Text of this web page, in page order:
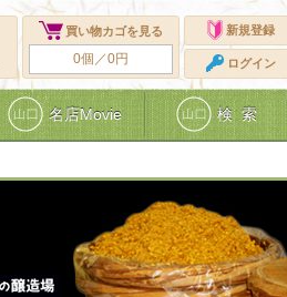
買い物カゴを見る
0個／0円
新規登録
ログイン
名店Movie 検 索